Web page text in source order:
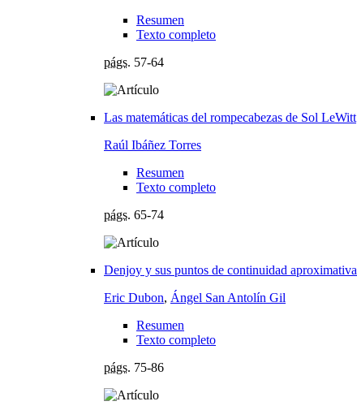
Resumen
Texto completo
págs. 57-64
Las matemáticas del rompecabezas de Sol LeWitt
Raúl Ibáñez Torres
Resumen
Texto completo
págs. 65-74
Denjoy y sus puntos de continuidad aproximativa
Eric Dubon, Ángel San Antolín Gil
Resumen
Texto completo
págs. 75-86